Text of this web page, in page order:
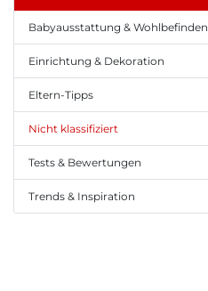
Babyausstattung & Wohlbefinden
Einrichtung & Dekoration
Eltern-Tipps
Nicht klassifiziert
Tests & Bewertungen
Trends & Inspiration